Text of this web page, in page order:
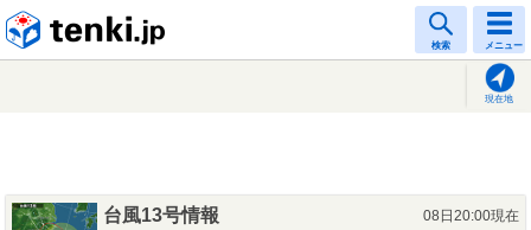
検索 メニュー
現在地
台風13号情報
08日20:00現在